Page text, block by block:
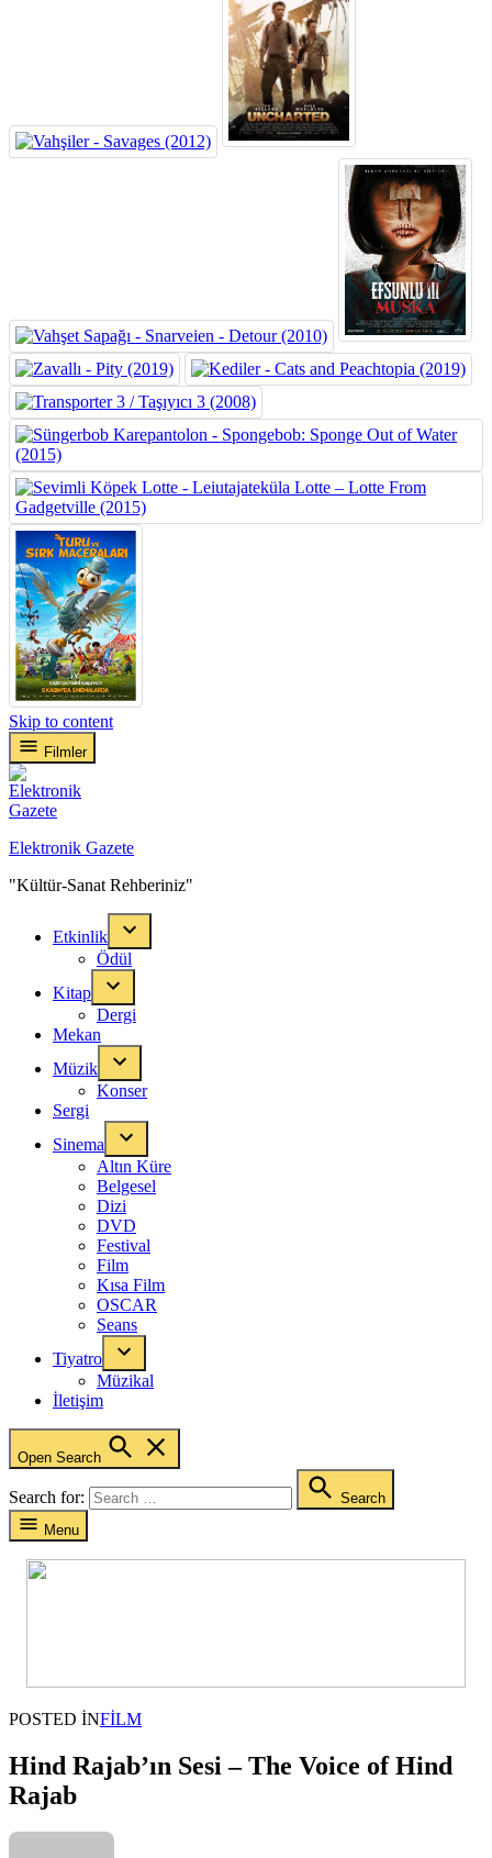
Skip to content
Filmler
Elektronik Gazete
"Kültür-Sanat Rehberiniz"
Etkinlik
Ödül
Kitap
Dergi
Mekan
Müzik
Konser
Sergi
Sinema
Altın Küre
Belgesel
Dizi
DVD
Festival
Film
Kısa Film
OSCAR
Seans
Tiyatro
Müzikal
İletişim
Open Search
Search for:
Search
Menu
POSTED INFILM
Hind Rajab’ın Sesi – The Voice of Hind
Rajab